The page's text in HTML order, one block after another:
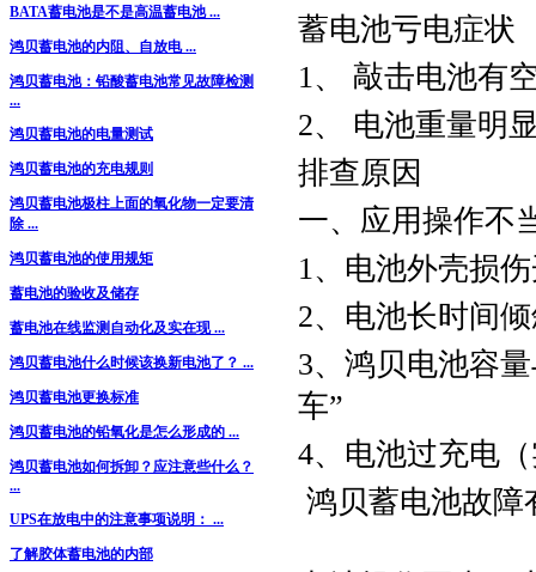
BATA蓄电池是不是高温蓄电池 ...
鸿贝蓄电池的内阻、自放电 ...
鸿贝蓄电池：铅酸蓄电池常见故障检测
...
鸿贝蓄电池的电量测试
鸿贝蓄电池的充电规则
鸿贝蓄电池极柱上面的氧化物一定要清
除 ...
鸿贝蓄电池的使用规矩
蓄电池的验收及储存
蓄电池在线监测自动化及实在现 ...
鸿贝蓄电池什么时候该换新电池了？ ...
鸿贝蓄电池更换标准
鸿贝蓄电池的铅氧化是怎么形成的 ...
鸿贝蓄电池如何拆卸？应注意些什么？
...
UPS在放电中的注意事项说明： ...
了解胶体蓄电池的内部
蓄电池亏电症状
1、 敲击电池有
2、 电池重量明
排查原因
一、应用操作不
1、电池外壳损
2、电池长时间
3、鸿贝电池容
车”
4、电池过充电
鸿贝蓄电池故障